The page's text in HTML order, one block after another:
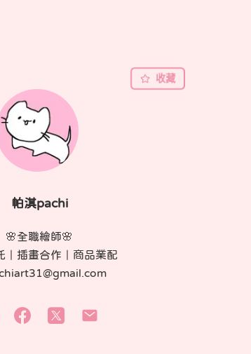
帕淇pachi
🌸全職繪師🌸
｜插畫合作｜商品業配
收藏